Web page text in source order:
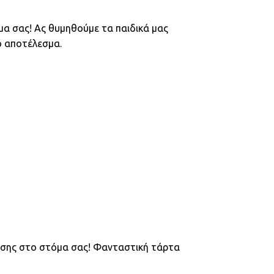
σας! Ας θυμηθούμε τα παιδικά μας
αποτέλεσμα.
στο στόμα σας! Φανταστική τάρτα